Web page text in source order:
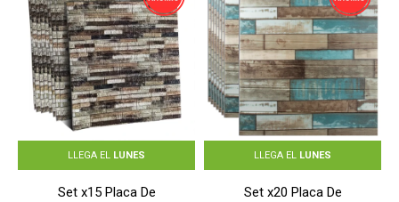
LLEGA EL LUNES
Set x15 Placa De
LLEGA EL LUNES
Set x20 Placa De